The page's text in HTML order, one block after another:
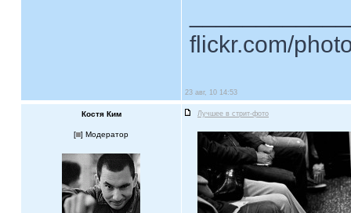
flickr.com/
23 авг, 10 14:53
Костя Ким Лучшее в стрит-фото
[ ] Модератор